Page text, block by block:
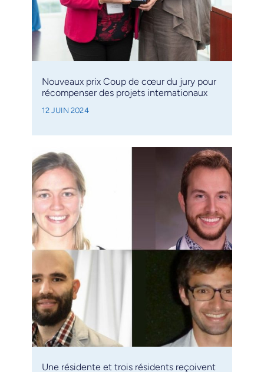
Nouveaux prix Coup de cœur du jury pour
récompenser des projets internationaux
12 JUIN 2024
Une résidente et trois résidents reçoivent